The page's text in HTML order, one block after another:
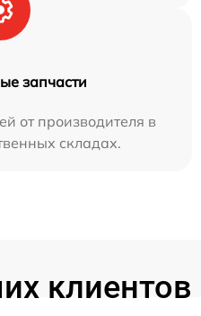
запчасти
от производителя в
складах.
клиентов